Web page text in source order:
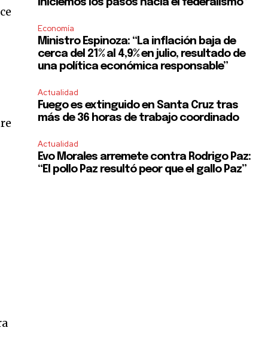
iniciemos los pasos hacia el federalismo”
Economía
Ministro Espinoza: “La inflación baja de
cerca del 21% al 4,9% en julio, resultado de
una política económica responsable”
Actualidad
Fuego es extinguido en Santa Cruz tras
más de 36 horas de trabajo coordinado
Actualidad
Evo Morales arremete contra Rodrigo Paz:
“El pollo Paz resultó peor que el gallo Paz”